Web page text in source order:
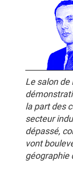
Le salon de
la part des
secteur
dépassé,
vont
géographie